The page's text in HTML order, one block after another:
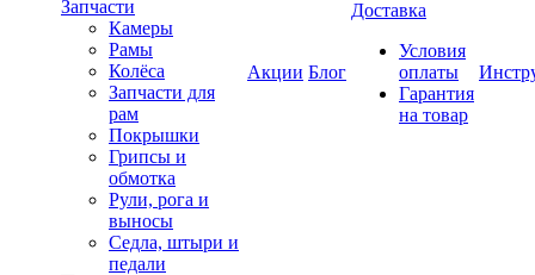
Запчасти
Камеры
Рамы
Колёса
Запчасти для
рам
Покрышки
Грипсы и
обмотка
Рули, рога и
выносы
Седла, штыри и
педали
Акции Блог
Доставка
Условия
оплаты
Гарантия
на товар